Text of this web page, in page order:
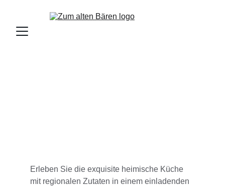
Erleben Sie die exquisite heimische Küche
mit regionalen Zutaten in einem einladenden